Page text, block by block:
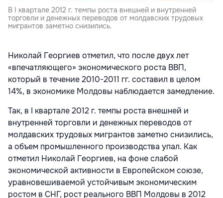
B I квартале 2012 г. темпы роста внешней и внутренней
торговли и денежных переводов от молдавских трудовых
мигрантов заметно снизились.
Николай Георгиев отметил, что после двух лет
«впечатляющего» экономического роста ВВП,
который в течение 2010-2011 гг. составил в целом
14%, в экономике Молдовы наблюдается замедление.
Так, в I квартале 2012 г. темпы роста внешней и
внутренней торговли и денежных переводов от
молдавских трудовых мигрантов заметно снизились,
а объем промышленного производства упал. Как
отметил Николай Георгиев, на фоне слабой
экономической активности в Европейском союзе,
уравновешиваемой устойчивым экономическим
ростом в СНГ, рост реального ВВП Молдовы в 2012